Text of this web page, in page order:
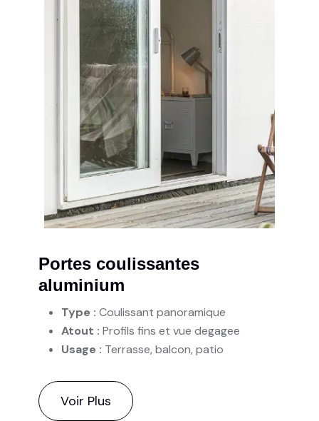
Portes coulissantes
aluminium
Type : Coulissant panoramique
Atout : Profils fins et vue degagee
Usage : Terrasse, balcon, patio
Voir Plus